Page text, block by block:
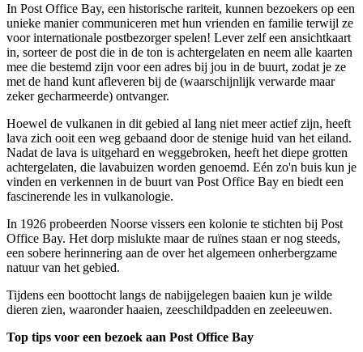
In Post Office Bay, een historische rariteit, kunnen bezoekers op een
unieke manier communiceren met hun vrienden en familie terwijl ze
voor internationale postbezorger spelen! Lever zelf een ansichtkaart
in, sorteer de post die in de ton is achtergelaten en neem alle kaarten
mee die bestemd zijn voor een adres bij jou in de buurt, zodat je ze
met de hand kunt afleveren bij de (waarschijnlijk verwarde maar
zeker gecharmeerde) ontvanger.
Hoewel de vulkanen in dit gebied al lang niet meer actief zijn, heeft
lava zich ooit een weg gebaand door de stenige huid van het eiland.
Nadat de lava is uitgehard en weggebroken, heeft het diepe grotten
achtergelaten, die lavabuizen worden genoemd. Eén zo'n buis kun je
vinden en verkennen in de buurt van Post Office Bay en biedt een
fascinerende les in vulkanologie.
In 1926 probeerden Noorse vissers een kolonie te stichten bij Post
Office Bay. Het dorp mislukte maar de ruïnes staan er nog steeds,
een sobere herinnering aan de over het algemeen onherbergzame
natuur van het gebied.
Tijdens een boottocht langs de nabijgelegen baaien kun je wilde
dieren zien, waaronder haaien, zeeschildpadden en zeeleeuwen.
Top tips voor een bezoek aan Post Office Bay